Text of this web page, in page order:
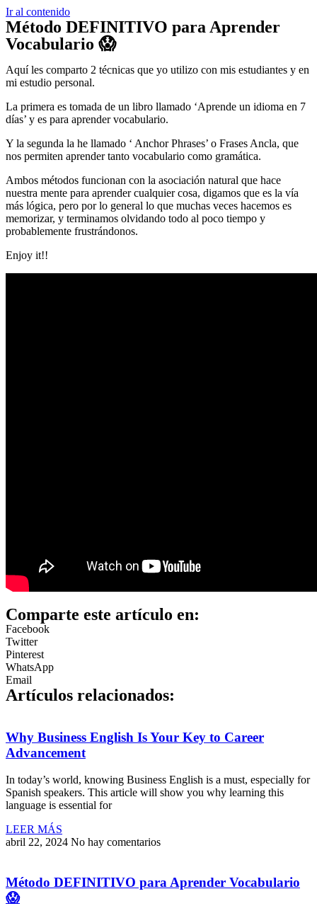
Ir al contenido
Método DEFINITIVO para Aprender
Vocabulario 😱
Aquí les comparto 2 técnicas que yo utilizo con mis estudiantes y en
mi estudio personal.
La primera es tomada de un libro llamado ‘Aprende un idioma en 7
días’ y es para aprender vocabulario.
Y la segunda la he llamado ‘ Anchor Phrases’ o Frases Ancla, que
nos permiten aprender tanto vocabulario como gramática.
Ambos métodos funcionan con la asociación natural que hace
nuestra mente para aprender cualquier cosa, digamos que es la vía
más lógica, pero por lo general lo que muchas veces hacemos es
memorizar, y terminamos olvidando todo al poco tiempo y
probablemente frustrándonos.
Enjoy it!!
Comparte este artículo en:
Facebook
Twitter
Pinterest
WhatsApp
Email
Artículos relacionados:
Why Business English Is Your Key to Career
Advancement
In today’s world, knowing Business English is a must, especially for
Spanish speakers. This article will show you why learning this
language is essential for
LEER MÁS
abril 22, 2024 No hay comentarios
Método DEFINITIVO para Aprender Vocabulario
😱